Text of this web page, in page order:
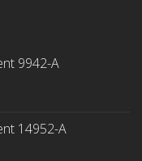
9942-A
14952-A